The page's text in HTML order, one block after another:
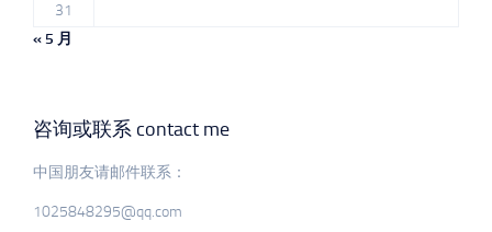
31
« 5 月
咨询或联系 contact me
中国朋友请邮件联系：
1025848295@qq.com